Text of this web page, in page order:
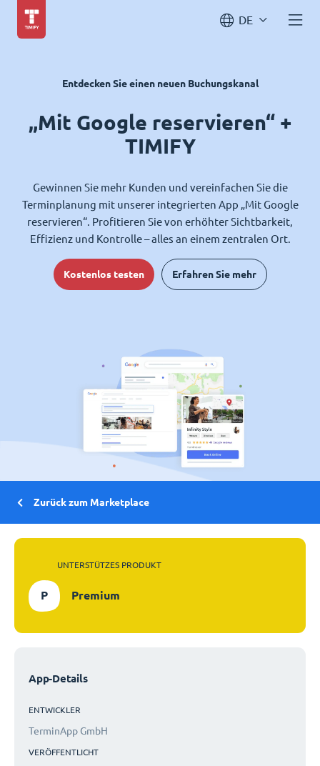
DE
Entdecken Sie einen neuen Buchungskanal
„Mit Google reservieren“ +
TIMIFY
Gewinnen Sie mehr Kunden und vereinfachen Sie die
Terminplanung mit unserer integrierten App „Mit Google
reservieren“. Profitieren Sie von erhöhter Sichtbarkeit,
Effizienz und Kontrolle – alles an einem zentralen Ort.
Kostenlos testen Erfahren Sie mehr
Zurück zum Marketplace
UNTERSTÜTZES PRODUKT
P Premium
App-Details
ENTWICKLER
TerminApp GmbH
VERÖFFENTLICHT